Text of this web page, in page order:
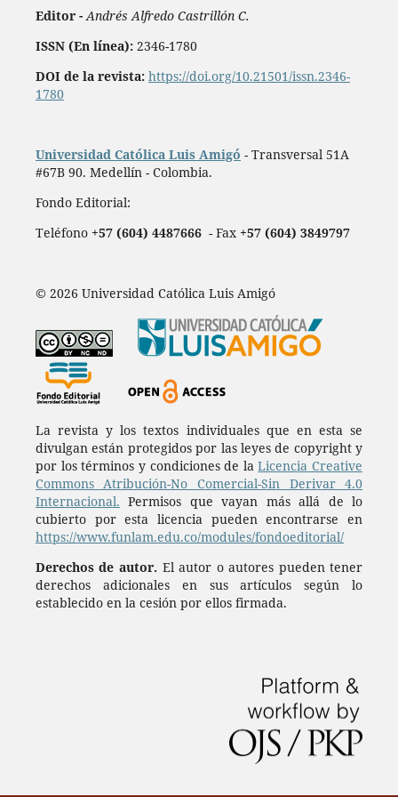
Editor - Andrés Alfredo Castrillón C.
ISSN (En línea): 2346-1780
DOI de la revista: https://doi.org/10.21501/issn.2346-
1780
Universidad Católica Luis Amigó - Transversal 51A
#67B 90. Medellín - Colombia.
Fondo Editorial:
Teléfono +57 (604) 4487666- Fax +57 (604) 3849797
© 2026 Universidad Católica Luis Amigó
La revista y los textos individuales que en esta se
divulgan están protegidos por las leyes de copyright y
por los términos y condiciones de laLicencia Creative
Commons Atribución-No Comercial-Sin Derivar 4.0
Internacional. Permisos que vayan más allá de lo
cubierto por esta licencia pueden encontrarse en
https://www.funlam.edu.co/modules/fondoeditorial/
Derechos de autor. El autor o autores pueden tener
derechos adicionales en sus artículos según lo
establecido en la cesión por ellos firmada.